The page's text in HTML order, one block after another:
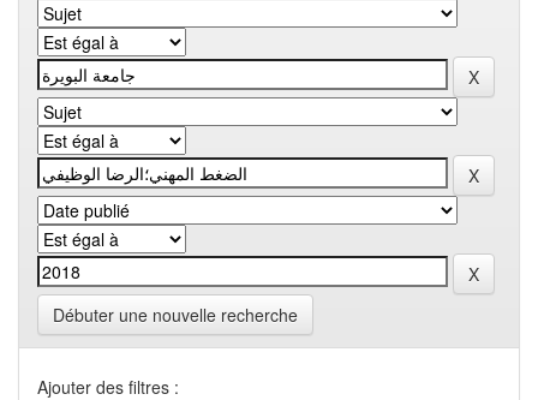
Débuter une nouvelle recherche
Ajouter des filtres :